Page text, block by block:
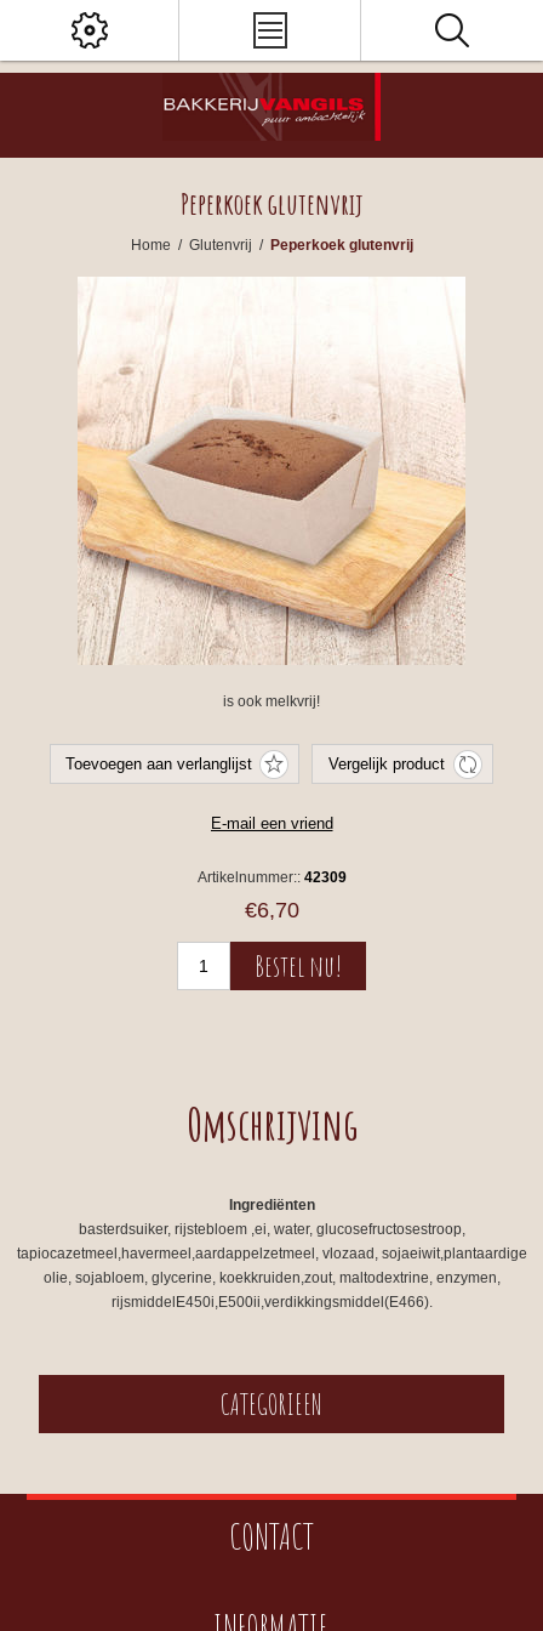
Peperkoek glutenvrij
Home / Glutenvrij / Peperkoek glutenvrij
is ook melkvrij!
Artikelnummer:: 42309
€6,70
Omschrijving
Ingrediënten
basterdsuiker, rijstebloem ,ei, water, glucosefructosestroop,
tapiocazetmeel,havermeel,aardappelzetmeel, vlozaad, sojaeiwit,plantaardige
olie, sojabloem, glycerine, koekkruiden,zout, maltodextrine, enzymen,
rijsmiddelE450i,E500ii,verdikkingsmiddel(E466).
CATEGORIEEN
CONTACT